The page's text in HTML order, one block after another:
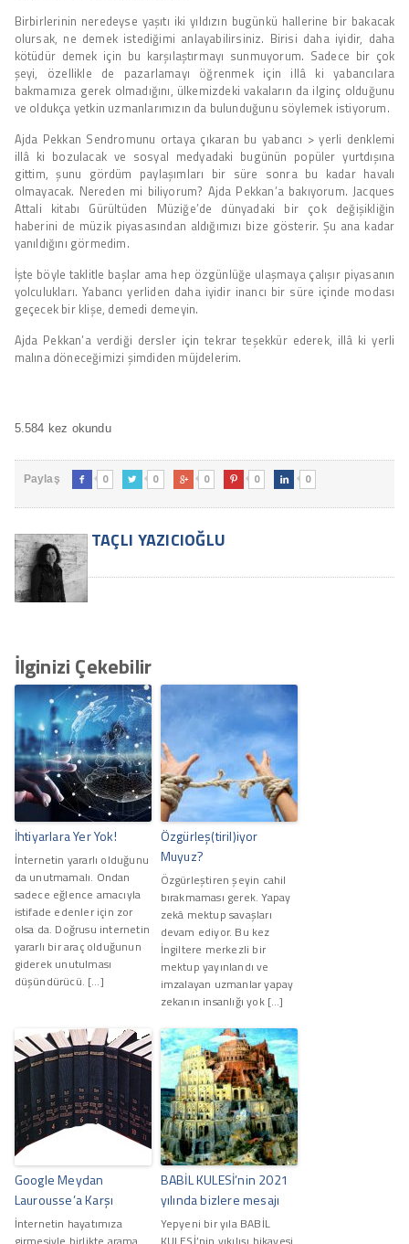
Birbirlerinin neredeyse yaşıtı iki yıldızın bugünkü hallerine bir bakacak
olursak, ne demek istediğimi anlayabilirsiniz. Birisi daha iyidir, daha
kötüdür demek için bu karşılaştırmayı sunmuyorum. Sadece bir çok
şeyi, özellikle de pazarlamayı öğrenmek için illâ ki yabancılara
bakmamıza gerek olmadığını, ülkemizdeki vakaların da ilginç olduğunu
ve oldukça yetkin uzmanlarımızın da bulunduğunu söylemek istiyorum.
Ajda Pekkan Sendromunu ortaya çıkaran bu yabancı > yerli denklemi
illâ ki bozulacak ve sosyal medyadaki bugünün popüler yurtdışına
gittim, şunu gördüm paylaşımları bir süre sonra bu kadar havalı
olmayacak. Nereden mi biliyorum? Ajda Pekkan’a bakıyorum. Jacques
Attali kitabı Gürültüden Müziğe’de dünyadaki bir çok değişikliğin
haberini de müzik piyasasından aldığımızı bize gösterir. Şu ana kadar
yanıldığını görmedim.
İşte böyle taklitle başlar ama hep özgünlüğe ulaşmaya çalışır piyasanın
yolculukları. Yabancı yerliden daha iyidir inancı bir süre içinde modası
geçecek bir klişe, demedi demeyin.
Ajda Pekkan’a verdiği dersler için tekrar teşekkür ederek, illâ ki yerli
malına döneceğimizi şimdiden müjdelerim.
5.584 kez okundu
Paylaş  0  0  0  0  0
TAÇLI YAZICIOĞLU
İlginizi Çekebilir
İhtiyarlara Yer Yok!
İnternetin yararlı olduğunu
da unutmamalı. Ondan
sadece eğlence amacıyla
istifade edenler için zor
olsa da. Doğrusu internetin
yararlı bir araç olduğunun
giderek unutulması
düşündürücü. […]
Özgürleş(tiril)iyor
Muyuz?
Özgürleştiren şeyin cahil
bırakmaması gerek. Yapay
zekâ mektup savaşları
devam ediyor. Bu kez
İngiltere merkezli bir
mektup yayınlandı ve
imzalayan uzmanlar yapay
zekanın insanlığı yok […]
Google Meydan
Laurousse’a Karşı
İnternetin hayatımıza
BABİL KULESİ’nin 2021
yılında bizlere mesajı
Yepyeni bir yıla BABİL